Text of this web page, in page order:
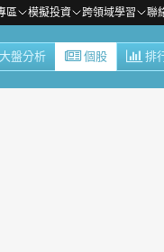
區 模擬投資 跨領域學習 聯
大盤分析 個股 排